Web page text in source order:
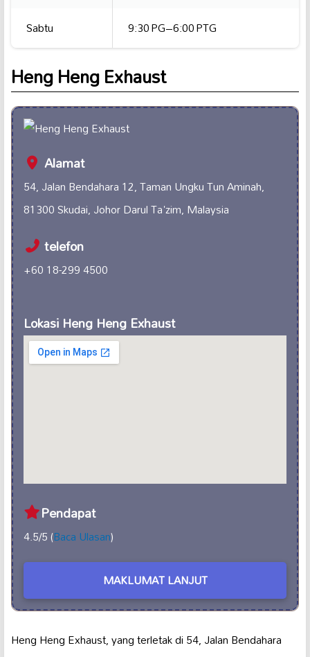
Sabtu
9:30 PG–6:00 PTG
Heng Heng Exhaust
Alamat
54, Jalan Bendahara 12, Taman Ungku Tun Aminah,
81300 Skudai, Johor Darul Ta'zim, Malaysia
telefon
+60 18-299 4500
Lokasi Heng Heng Exhaust
Pendapat
4.5/5 (Baca Ulasan)
MAKLUMAT LANJUT
Heng Heng Exhaust, yang terletak di 54, Jalan Bendahara